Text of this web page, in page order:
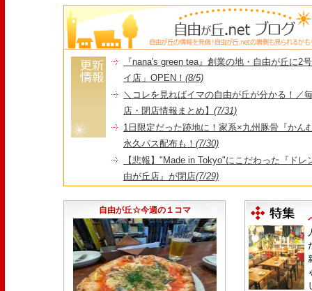
『nana's green tea』創業の地・自由が丘に2
イ店」OPEN！ (8/5)
＼コレを見ればイマの自由が丘が分かる！／
店・閉店情報まとめ】 (7/31)
1日限定だった跡地に！家系×九州豚骨『かん
永久パス配布も！ (7/30)
【悲報】"Made in Tokyo"にこだわった『ド
由が丘店』が閉店(7/29)
25日をもって86年の歴史に幕
(7/23)
自由が丘☆今週の１コマ